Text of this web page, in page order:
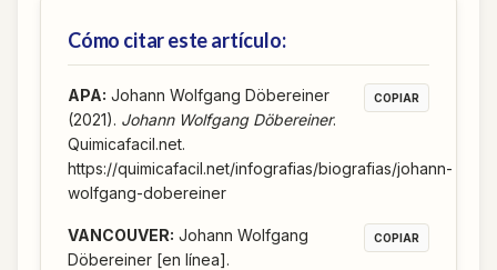
Cómo citar este artículo:
APA: Johann Wolfgang Döbereiner
(2021). Johann Wolfgang Döbereiner.
Quimicafacil.net.
https://quimicafacil.net/infografias/biografias/johann-
wolfgang-dobereiner
COPIAR
VANCOUVER: Johann Wolfgang
Döbereiner [en línea].
COPIAR